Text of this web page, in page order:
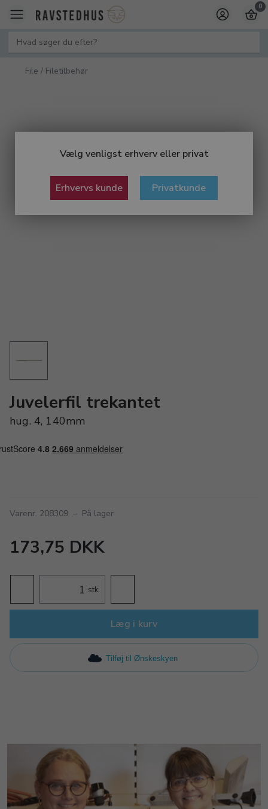
Vælg venligst erhverv eller privat
Erhvervs kunde Privatkunde
0
File / Filetilbehør
Juvelerfil trekantet
hug. 4, 140mm
Varenr. 208309 – På lager
173,75 DKK
stk.
Læg i kurv
Tilføj til Ønskeskyen